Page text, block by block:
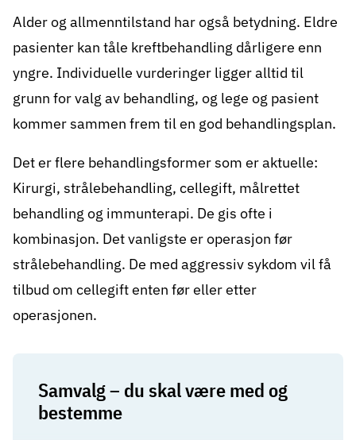
Alder og allmenntilstand har også betydning. Eldre
pasienter kan tåle kreftbehandling dårligere enn
yngre. Individuelle vurderinger ligger alltid til
grunn for valg av behandling, og lege og pasient
kommer sammen frem til en god behandlingsplan.
Det er flere behandlingsformer som er aktuelle:
Kirurgi, strålebehandling, cellegift, målrettet
behandling og immunterapi. De gis ofte i
kombinasjon. Det vanligste er operasjon før
strålebehandling. De med aggressiv sykdom vil få
tilbud om cellegift enten før eller etter
operasjonen.
Samvalg – du skal være med og
bestemme